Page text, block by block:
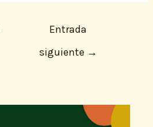
Entrada
siguiente →